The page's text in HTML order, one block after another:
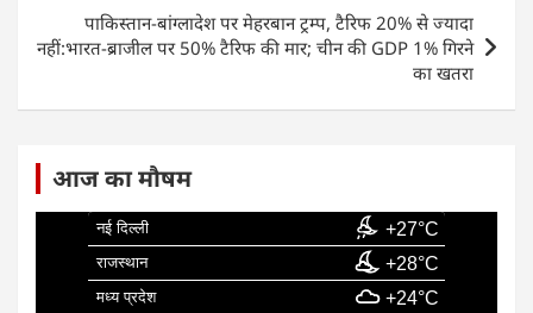
o
k
p
पाकिस्तान-बांग्लादेश पर मेहरबान ट्रम्प, टैरिफ 20% से ज्यादा
नहीं:भारत-ब्राजील पर 50% टैरिफ की मार; चीन की GDP 1% गिरने
का खतरा
आज का मौषम
नई दिल्ली +27°C
राजस्थान +28°C
मध्य प्रदेश +24°C